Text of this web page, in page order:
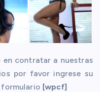
en contratar a nuestras
por favor ingrese su
[wpcf]